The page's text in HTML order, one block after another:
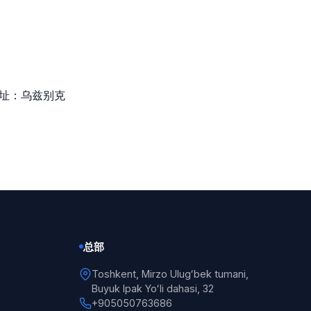
：乌兹别克
总部
Toshkent, Mirzo Ulugʻbek tumani,
Buyuk Ipak Yoʻli dahasi, 32
+905050763686